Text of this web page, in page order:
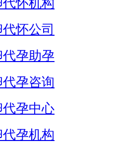
怀机构
怀公司
孕助孕
孕咨询
孕中心
孕机构